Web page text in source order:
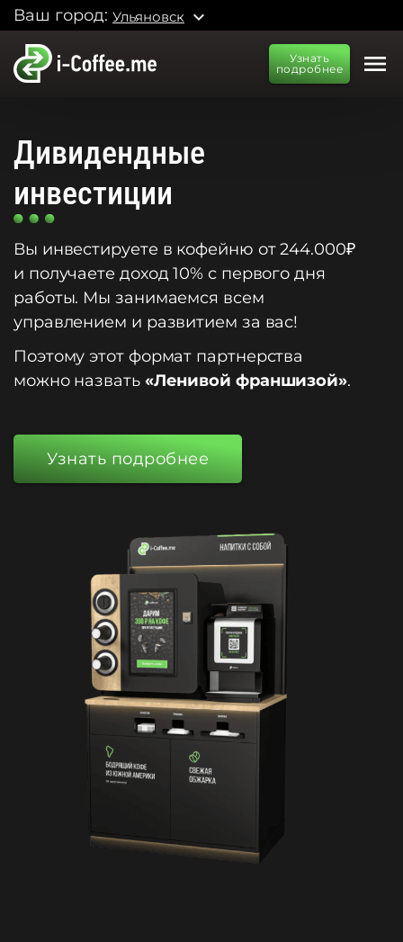
Ваш город: Ульяновск expand_more
Узнать
подробнее
menu
Дивидендные
инвестиции
Вы инвестируете в кофейню от 244.000₽
и получаете доход 10% с первого дня
работы. Мы занимаемся всем
управлением и развитием за вас!
Поэтому этот формат партнерства
можно назвать «Ленивой франшизой».
Узнать подробнее